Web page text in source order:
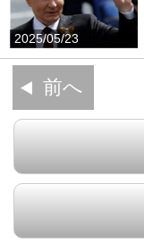
2025/05/23
前へ